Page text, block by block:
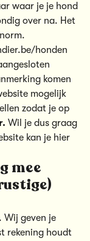
waar je je hond
over na. Het
honden
komen
mogelijk
zodat je op
Wil je dus graag
kan je hier
mee
Wij geven je
rekening houdt